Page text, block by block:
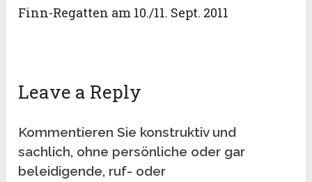
Finn-Regatten am 10./11. Sept. 2011
Leave a Reply
Kommentieren Sie konstruktiv und
sachlich, ohne persönliche oder gar
beleidigende, ruf- oder